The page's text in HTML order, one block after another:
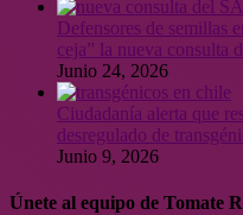
Defensores de semillas
ceja” la nueva consulta
Junio 24, 2026
Ciudadanía alerta que
desregulado de
Junio 9, 2026
Únete al equipo de Tomate